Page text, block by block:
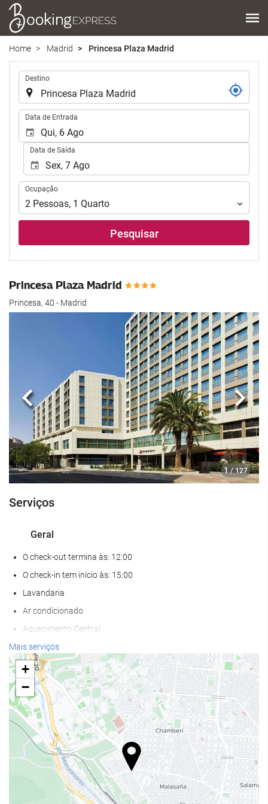
Home Madrid Princesa Plaza Madrid
Destino
Data de Entrada
Data de Saída
Ocupação
Ocupação
2 Pessoas, 1 Quarto
Pesquisar
Princesa Plaza Madrid
Princesa, 40 - Madrid
1 / 127
Anterior
Serviços
Geral
O check-out termina às: 12:00
O check-in tem início às: 15:00
Lavandaria
Ar condicionado
Aquecimento Central
Elevador
Acesso def. motores
Salas para não-fumadores
Proibido fumar em todas as áreas
Quartos insonorizados
Não admite animais
Alimentação e bebidas
Restaurante
Mais serviços
+
−